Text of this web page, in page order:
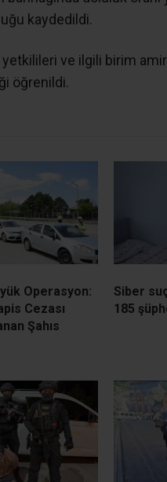
kaydedildi.
ve ilgili birim
öğrenildi.
Operasyon:
Cezası
Şahıs
Siber
185